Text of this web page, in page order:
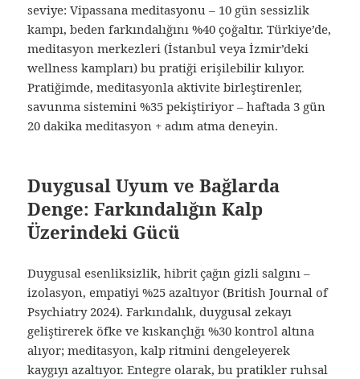
seviye: Vipassana meditasyonu – 10 gün sessizlik
kampı, beden farkındalığını %40 çoğaltır. Türkiye’de,
meditasyon merkezleri (İstanbul veya İzmir’deki
wellness kampları) bu pratiği erişilebilir kılıyor.
Pratiğimde, meditasyonla aktivite birleştirenler,
savunma sistemini %35 pekiştiriyor – haftada 3 gün
20 dakika meditasyon + adım atma deneyin.
Duygusal Uyum ve Bağlarda
Denge: Farkındalığın Kalp
Üzerindeki Gücü
Duygusal esenliksizlik, hibrit çağın gizli salgını –
izolasyon, empatiyi %25 azaltıyor (British Journal of
Psychiatry 2024). Farkındalık, duygusal zekayı
geliştirerek öfke ve kıskançlığı %30 kontrol altına
alıyor; meditasyon, kalp ritmini dengeleyerek
kaygıyı azaltıyor. Entegre olarak, bu pratikler ruhsal